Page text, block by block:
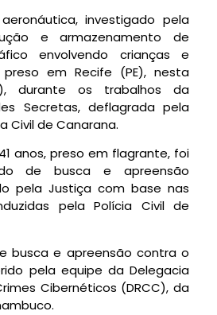
investigado pela
e armazenamento de
envolvendo crianças e
em Recife (PE), nesta
durante os trabalhos da
Secretas, deflagrada pela
Civil de Canarana.
anos, preso em flagrante, foi
de busca e apreensão
pela Justiça com base nas
pela Polícia Civil de
busca e apreensão contra o
pela equipe da Delegacia
Cibernéticos (DRCC), da